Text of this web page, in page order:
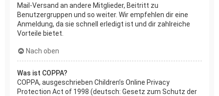
Mail-Versand an andere Mitglieder, Beitritt zu
Benutzergruppen und so weiter. Wir empfehlen dir eine
Anmeldung, da sie schnell erledigt ist und dir zahlreiche
Vorteile bietet.
Nach oben
Was ist COPPA?
COPPA, ausgeschrieben Children’s Online Privacy
Protection Act of 1998 (deutsch: Gesetz zum Schutz der